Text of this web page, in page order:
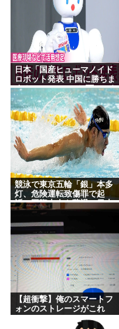
日本「国産ヒューマノイド
ロボット発表 中国に勝ちま
す！」youtubeで1万いいね
競泳で東京五輪「銀」本多
灯、危険運転致傷罪で起
訴・国際大会を辞退…日本
水泳連盟「報告が遅れお詫
び」
【超衝撃】俺のスマートフ
ォンのストレージがこれ